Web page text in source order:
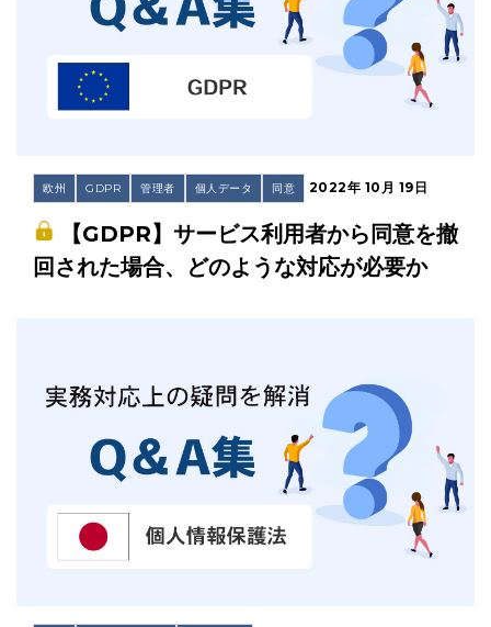
欧州 GDPR 管理者 個人データ 同意 2022年 10月 19日
【GDPR】サービス利用者から同意を撤
回された場合、どのような対応が必要か